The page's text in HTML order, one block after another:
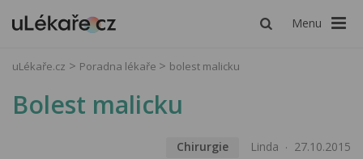
Menu
uLékaře.cz Poradna lékaře bolest malicku
Bolest malicku
Chirurgie Linda 27.10.2015